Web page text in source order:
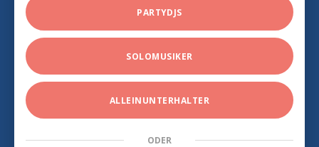
PARTYDJS
SOLOMUSIKER
ALLEINUNTERHALTER
ODER